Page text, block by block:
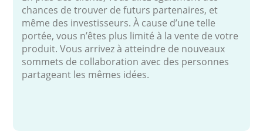
chances de trouver de futurs partenaires, et
même des investisseurs. À cause d’une telle
portée, vous n’êtes plus limité à la vente de votre
produit. Vous arrivez à atteindre de nouveaux
sommets de collaboration avec des personnes
partageant les mêmes idées.